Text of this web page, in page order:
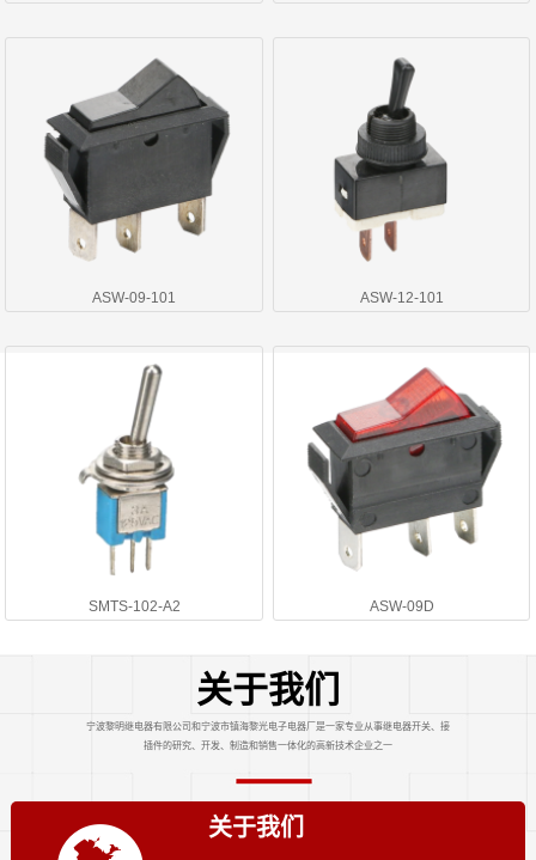
ASW-09-101 ASW-12-101
SMTS-102-A2 ASW-09D
关于我们
宁波黎明继电器有限公司和宁波市镇海黎光电子电器厂是一家专业从事继电器开关、接
插件的研究、开发、制造和销售一体化的高新技术企业之一
关于我们